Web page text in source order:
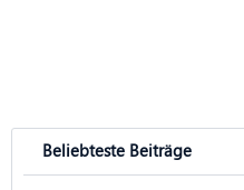
Beliebteste Beiträge